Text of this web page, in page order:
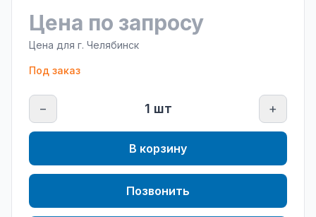
Цена по запросу
Цена для г. Челябинск
Под заказ
− 1 шт +
В корзину
Позвонить